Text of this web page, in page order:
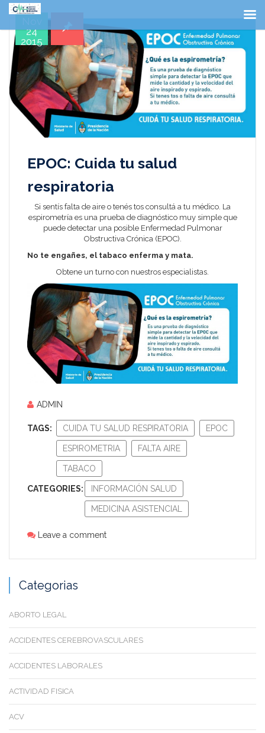
24
2015
EPOC: Cuida tu salud
respiratoria
Si sentís falta de aire o tenés tos consultá a tu médico. La
espirometría es una prueba de diagnóstico muy simple que
puede detectar una posible Enfermedad Pulmonar
Obstructiva Crónica (EPOC).
No te engañes, el tabaco enferma y mata.
Obtene un turno con nuestros especialistas.
ADMIN
TAGS: CUIDA TU SALUD RESPIRATORIA EPOC
ESPIROMETRIA FALTA AIRE
TABACO
CATEGORIES: INFORMACIÓN SALUD
MEDICINA ASISTENCIAL
Leave a comment
Categorias
ABORTO LEGAL
ACCIDENTES CEREBROVASCULARES
ACCIDENTES LABORALES
ACTIVIDAD FISICA
ACV